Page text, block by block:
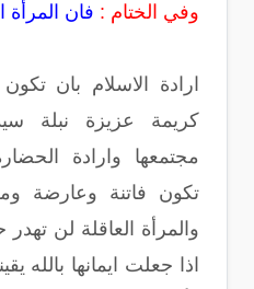
وفي الختام : فان المرأة
ارادة الاسلام بان
كريمة عزيزة نبلة
مجتمعها وارادة
تكون فاتنة وعارضة
والمرأة العاقلة لن
اذا جعلت ايمانها بالله